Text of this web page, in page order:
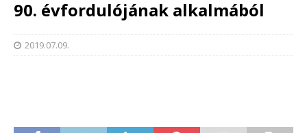
90. évfordulójának alkalmából
2019.07.09.